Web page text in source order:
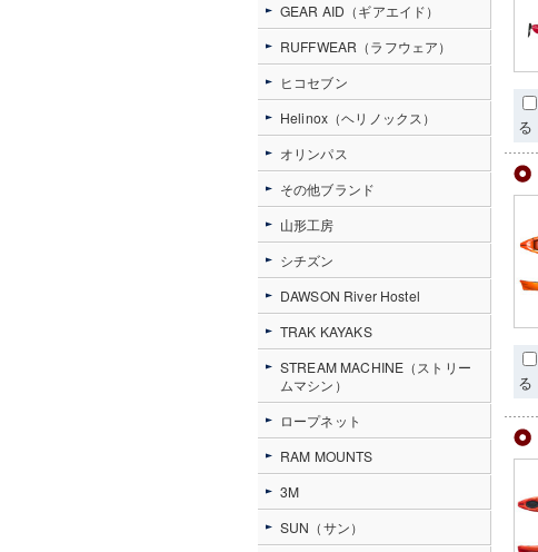
る
る
GEAR AID（ギアエイド）
RUFFWEAR（ラフウェア）
ヒコセブン
Helinox（ヘリノックス）
オリンパス
その他ブランド
山形工房
シチズン
DAWSON River Hostel
TRAK KAYAKS
STREAM MACHINE（ストリー
ムマシン）
ロープネット
RAM MOUNTS
3M
SUN（サン）